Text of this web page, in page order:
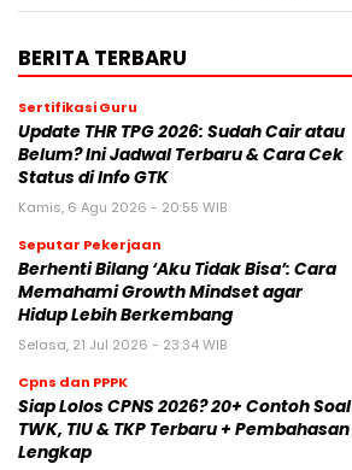
BERITA TERBARU
Sertifikasi Guru
Update THR TPG 2026: Sudah Cair atau
Belum? Ini Jadwal Terbaru & Cara Cek
Status di Info GTK
Kamis, 6 Agu 2026 - 20:55 WIB
Seputar Pekerjaan
Berhenti Bilang ‘Aku Tidak Bisa’: Cara
Memahami Growth Mindset agar
Hidup Lebih Berkembang
Selasa, 21 Jul 2026 - 23:34 WIB
Cpns dan PPPK
Siap Lolos CPNS 2026? 20+ Contoh Soal
TWK, TIU & TKP Terbaru + Pembahasan
Lengkap